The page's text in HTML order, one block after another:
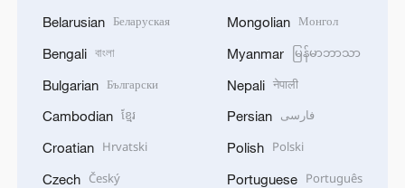
Belarusian Беларуская
Bengali বাংলা
Bulgarian Български
Cambodian ខ្មែរ
Croatian Hrvatski
Czech Český
Mongolian Монгол
Myanmar မြန်မာဘာသာ
Nepali नेपाली
Persian فارسی
Polish Polski
Portuguese Português